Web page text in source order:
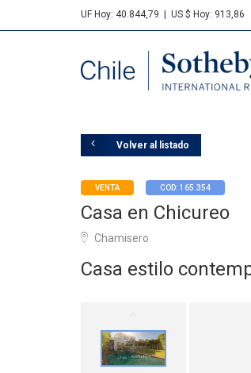
UF Hoy: 40.844,79 US $ Hoy: 913,86
Sotheby's
Volver al listado
VENTA COD: 165.354
Casa en Chicureo
Chamisero
Casa estilo